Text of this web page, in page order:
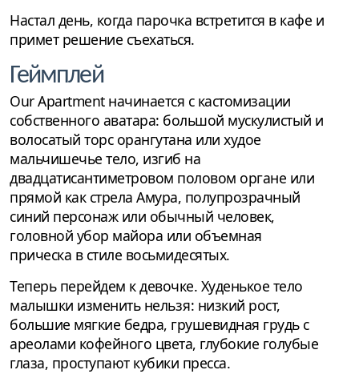
Настал день, когда парочка встретится в кафе и
примет решение съехаться.
Геймплей
Our Apartment начинается с кастомизации
собственного аватара: большой мускулистый и
волосатый торс орангутана или худое
мальчишечье тело, изгиб на
двадцатисантиметровом половом органе или
прямой как стрела Амура, полупрозрачный
синий персонаж или обычный человек,
головной убор майора или объемная
прическа в стиле восьмидесятых.
Теперь перейдем к девочке. Худенькое тело
малышки изменить нельзя: низкий рост,
большие мягкие бедра, грушевидная грудь с
ареолами кофейного цвета, глубокие голубые
глаза, проступают кубики пресса.